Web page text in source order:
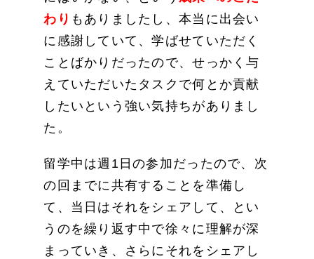
わり もありましたし、本当に出会い
に感謝していて、学ばせていただく
ことばかりだったので、せっかく与
えていただいたタスクで何とか貢献
したいという強い気持ちがありまし
た。
留学中は週1日の参加だったので、次
の回までに共有することを準備し
て、当日はそれをシェアして、とい
うのを繰り返す中で徐々に理解が深
まっていき、さらにそれをシェアし